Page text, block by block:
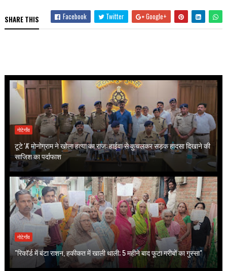
SHARE THIS Facebook Twitter Google+
गोटेगाँव
टूटे 'A' मोनोग्राम ने खोला हत्या का राज: हाईवा से कुचलकर सड़क हादसा दिखाने की
साजिश का पर्दाफाश
गोटेगाँव
"रिकॉर्ड में बंटा राशन, हकीकत में खाली थाली; 5 महीने बाद फूटा गरीबों का गुस्सा"